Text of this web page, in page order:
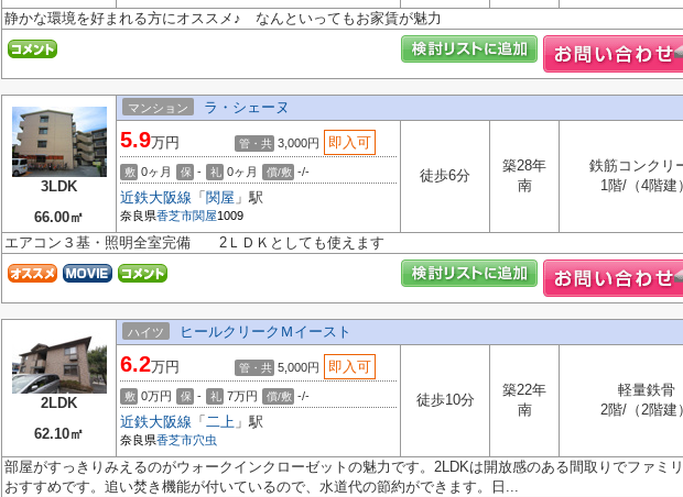
静かな環境を好まれる方にオススメ♪ なんといってもお家賃が魅力
3LDK
66.00㎡
マンション ラ・シェーヌ
5.9万円 管・共 3,000円 即入可
敷 0ヶ月 保 - 礼 0ヶ月 償/敷 -/-
近鉄大阪線 「 関屋 」駅
奈良県香芝市関屋1009
徒歩6分
築28年
南
鉄筋コンクリ
1階/（4階建）
エアコン３基・照明全室完備 2ＬＤＫとしても使えます
2LDK
62.10㎡
ハイツ ヒールクリークＭイースト
6.2万円 管・共 5,000円 即入可
敷 0万円 保 - 礼 7万円 償/敷 -/-
近鉄大阪線 「 二上 」駅
奈良県香芝市穴虫
徒歩10分
築22年
南
軽量鉄骨
2階/（2階建）
部屋がすっきりみえるのがウォークインクローゼットの魅力です。2LDKは開放感のある間取りでファミ
おすすめです。追い焚き機能が付いているので、水道代の節約ができます。日...